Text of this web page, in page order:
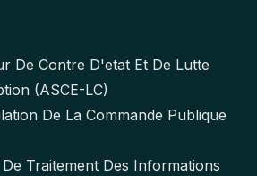
De Contre D'etat Et De Lutte
(ASCE-LC)
De La Commande Publique
Traitement Des Informations